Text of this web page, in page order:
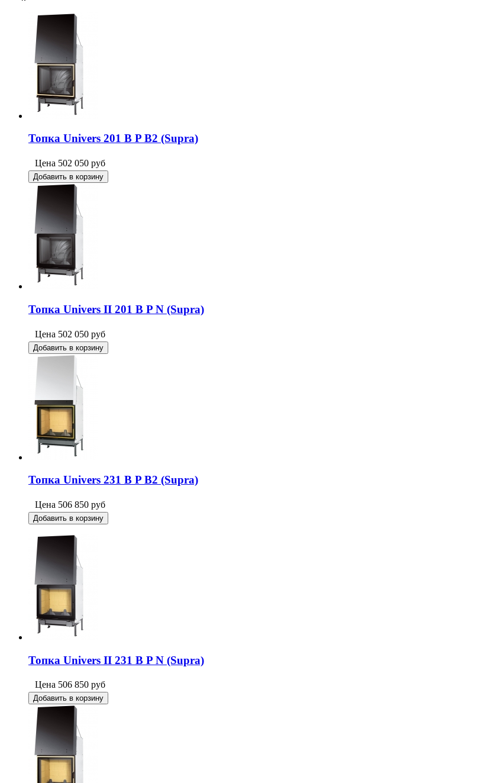
Топка Univers 201 B P B2 (Supra)
Цена 502 050 руб
Добавить в корзину
Топка Univers II 201 B P N (Supra)
Цена 502 050 руб
Добавить в корзину
Топка Univers 231 B P B2 (Supra)
Цена 506 850 руб
Добавить в корзину
Топка Univers II 231 B P N (Supra)
Цена 506 850 руб
Добавить в корзину